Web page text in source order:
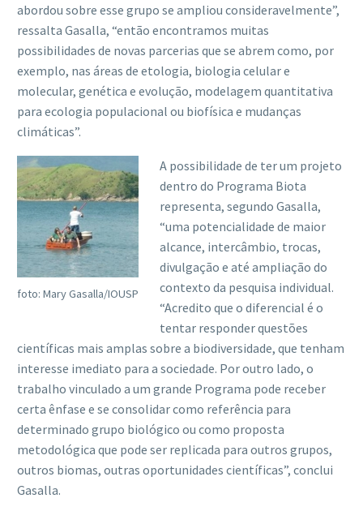
abordou sobre esse grupo se ampliou consideravelmente”,
ressalta Gasalla, “então encontramos muitas
possibilidades de novas parcerias que se abrem como, por
exemplo, nas áreas de etologia, biologia celular e
molecular, genética e evolução, modelagem quantitativa
para ecologia populacional ou biofísica e mudanças
climáticas”.
foto: Mary Gasalla/IOUSP
A possibilidade de ter um projeto
dentro do Programa Biota
representa, segundo Gasalla,
“uma potencialidade de maior
alcance, intercâmbio, trocas,
divulgação e até ampliação do
contexto da pesquisa individual.
“Acredito que o diferencial é o
tentar responder questões
científicas mais amplas sobre a biodiversidade, que tenham
interesse imediato para a sociedade. Por outro lado, o
trabalho vinculado a um grande Programa pode receber
certa ênfase e se consolidar como referência para
determinado grupo biológico ou como proposta
metodológica que pode ser replicada para outros grupos,
outros biomas, outras oportunidades científicas”, conclui
Gasalla.